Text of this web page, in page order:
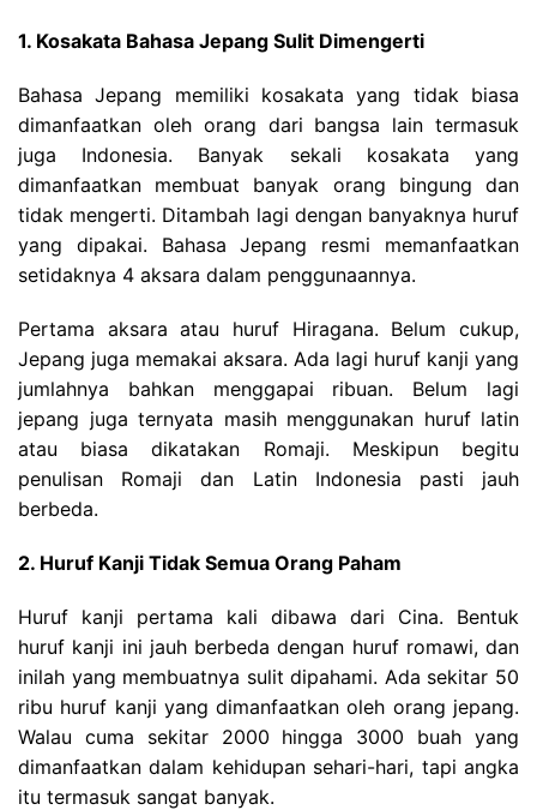
1. Kosakata Bahasa Jepang Sulit Dimengerti
Bahasa Jepang memiliki kosakata yang tidak biasa
dimanfaatkan oleh orang dari bangsa lain termasuk
juga Indonesia. Banyak sekali kosakata yang
dimanfaatkan membuat banyak orang bingung dan
tidak mengerti. Ditambah lagi dengan banyaknya huruf
yang dipakai. Bahasa Jepang resmi memanfaatkan
setidaknya 4 aksara dalam penggunaannya.
Pertama aksara atau huruf Hiragana. Belum cukup,
Jepang juga memakai aksara. Ada lagi huruf kanji yang
jumlahnya bahkan menggapai ribuan. Belum lagi
jepang juga ternyata masih menggunakan huruf latin
atau biasa dikatakan Romaji. Meskipun begitu
penulisan Romaji dan Latin Indonesia pasti jauh
berbeda.
2. Huruf Kanji Tidak Semua Orang Paham
Huruf kanji pertama kali dibawa dari Cina. Bentuk
huruf kanji ini jauh berbeda dengan huruf romawi, dan
inilah yang membuatnya sulit dipahami. Ada sekitar 50
ribu huruf kanji yang dimanfaatkan oleh orang jepang.
Walau cuma sekitar 2000 hingga 3000 buah yang
dimanfaatkan dalam kehidupan sehari-hari, tapi angka
itu termasuk sangat banyak.